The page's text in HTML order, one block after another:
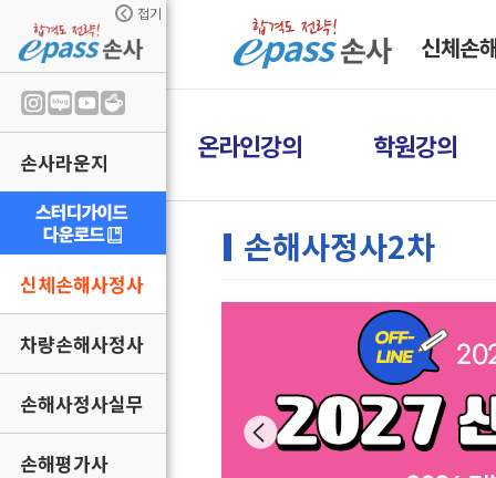
접기
손사라운지
신체손해사정사
차량손해사정사
손해사정사실무
손해평가사
신체손
온라인강의 학원강의
손해사정사2차